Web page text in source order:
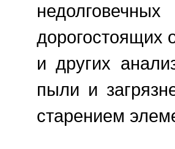
дорогостоящих
и других
пыли и
старением